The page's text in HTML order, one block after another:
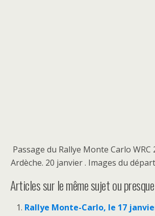
Passage du Rallye Monte Carlo WRC
Ardèche. 20 janvier . Images du
Articles sur le même sujet ou
Rallye Monte-Carlo, le 17